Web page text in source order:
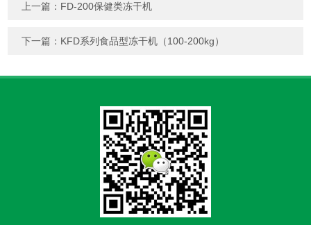
上一篇： FD-200保健类冻干机
下一篇： KFD系列食品型冻干机（100-200kg）